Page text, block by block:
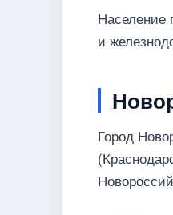
Население
и
Город